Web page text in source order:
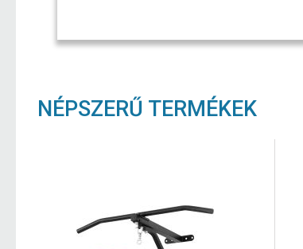
NÉPSZERŰ TERMÉKEK